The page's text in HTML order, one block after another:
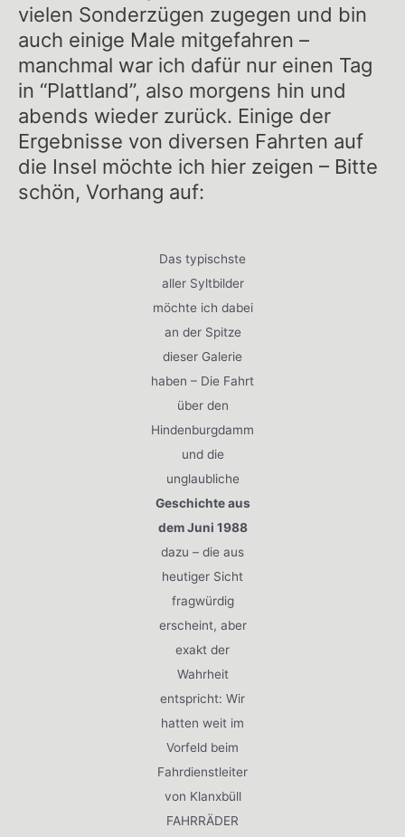
vielen Sonderzügen zugegen und bin
auch einige Male mitgefahren –
manchmal war ich dafür nur einen Tag
in “Plattland”, also morgens hin und
abends wieder zurück. Einige der
Ergebnisse von diversen Fahrten auf
die Insel möchte ich hier zeigen – Bitte
schön, Vorhang auf:
Das typischste
aller Syltbilder
möchte ich dabei
an der Spitze
dieser Galerie
haben – Die Fahrt
über den
Hindenburgdamm
und die
unglaubliche
Geschichte aus
dem Juni 1988
dazu – die aus
heutiger Sicht
fragwürdig
erscheint, aber
exakt der
Wahrheit
entspricht: Wir
hatten weit im
Vorfeld beim
Fahrdienstleiter
von Klanxbüll
FAHRRÄDER